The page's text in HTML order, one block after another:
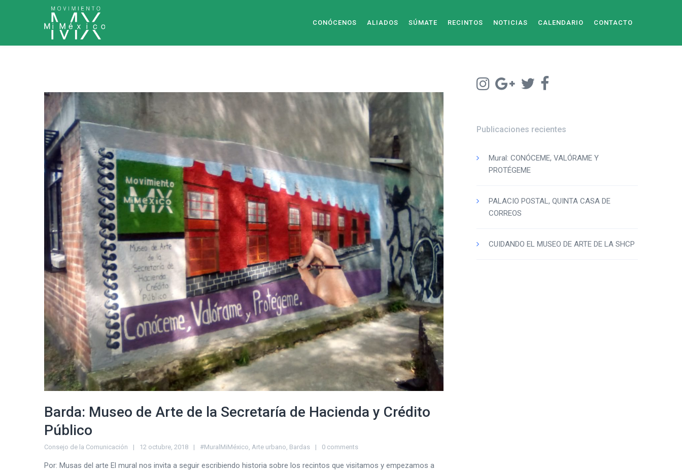
CONÓCENOS ALIADOS SÚMATE RECINTOS NOTICIAS CALENDARIO CONTACTO
Barda: Museo de Arte de la Secretaría de Hacienda y Crédito
Público
Consejo de la Comunicación 12 octubre, 2018 #MuralMiMéxico Arte urbano Bardas 0 comments
Por: Musas del arte El mural nos invita a seguir escribiendo historia sobre los recintos que visitamos y empezamos a
Publicaciones recientes
Mural: CONÓCEME, VALÓRAME Y
PROTÉGEME
PALACIO POSTAL, QUINTA CASA DE
CORREOS
CUIDANDO EL MUSEO DE ARTE DE LA SHCP